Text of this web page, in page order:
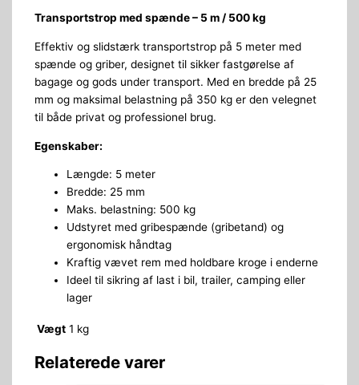
Transportstrop med spænde – 5 m / 500 kg
Effektiv og slidstærk transportstrop på 5 meter med
spænde og griber, designet til sikker fastgørelse af
bagage og gods under transport. Med en bredde på 25
mm og maksimal belastning på 350 kg er den velegnet
til både privat og professionel brug.
Egenskaber:
Længde: 5 meter
Bredde: 25 mm
Maks. belastning: 500 kg
Udstyret med gribespænde (gribetand) og
ergonomisk håndtag
Kraftig vævet rem med holdbare kroge i enderne
Ideel til sikring af last i bil, trailer, camping eller
lager
Vægt 1 kg
Relaterede varer